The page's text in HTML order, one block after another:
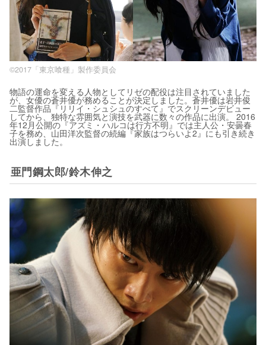
©2017「東京喰種」製作委員会
物語の運命を変える人物としてリゼの配役は注目されていました
が、女優の蒼井優が務めることが決定しました。蒼井優は岩井俊
二監督作品『リリイ・シュシュのすべて』でスクリーンデビュー
してから、独特な雰囲気と演技を武器に数々の作品に出演。 2016
年12月公開の『アズミ・ハルコは行方不明』では主人公・安曇春
子を務め、山田洋次監督の続編『家族はつらいよ2』にも引き続き
出演しました。
亜門鋼太郎/鈴木伸之